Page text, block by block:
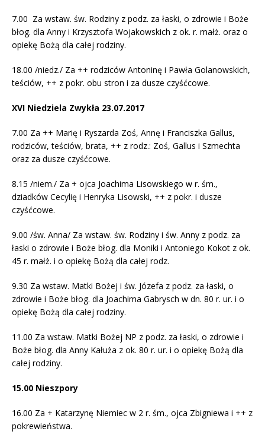
7.00 Za wstaw. św. Rodziny z podz. za łaski, o zdrowie i Boże
błog. dla Anny i Krzysztofa Wojakowskich z ok. r. małż. oraz o
opiekę Bożą dla całej rodziny.
18.00 /niedz./ Za ++ rodziców Antoninę i Pawła Golanowskich,
teściów, ++ z pokr. obu stron i za dusze czyśćcowe.
XVI Niedziela Zwykła 23.07.2017
7.00 Za ++ Marię i Ryszarda Zoś, Annę i Franciszka Gallus,
rodziców, teściów, brata, ++ z rodz.: Zoś, Gallus i Szmechta
oraz za dusze czyśćcowe.
8.15 /niem./ Za + ojca Joachima Lisowskiego w r. śm.,
dziadków Cecylię i Henryka Lisowski, ++ z pokr. i dusze
czyśćcowe.
9.00 /św. Anna/ Za wstaw. św. Rodziny i św. Anny z podz. za
łaski o zdrowie i Boże błog. dla Moniki i Antoniego Kokot z ok.
45 r. małż. i o opiekę Bożą dla całej rodz.
9.30 Za wstaw. Matki Bożej i św. Józefa z podz. za łaski, o
zdrowie i Boże błog. dla Joachima Gabrysch w dn. 80 r. ur. i o
opiekę Bożą dla całej rodziny.
11.00 Za wstaw. Matki Bożej NP z podz. za łaski, o zdrowie i
Boże błog. dla Anny Kałuża z ok. 80 r. ur. i o opiekę Bożą dla
całej rodziny.
15.00 Nieszpory
16.00 Za + Katarzynę Niemiec w 2 r. śm., ojca Zbigniewa i ++ z
pokrewieństwa.